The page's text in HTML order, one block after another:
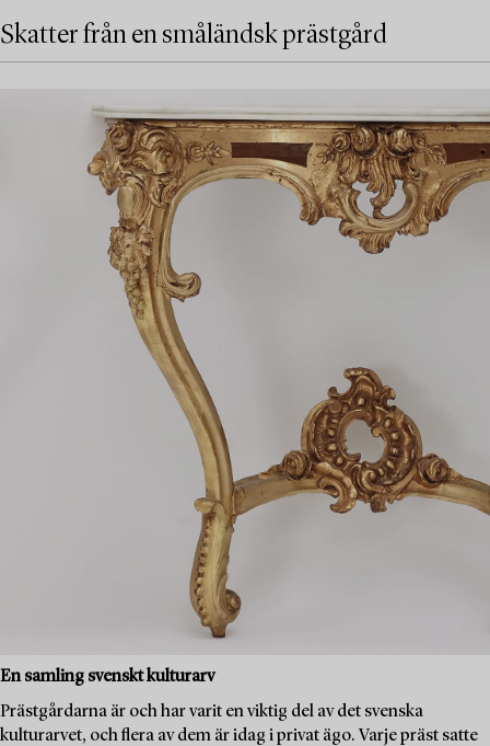
Skatter från en småländsk prästgård
En samling svenskt kulturarv
Prästgårdarna är och har varit en viktig del av det svenska
kulturarvet, och flera av dem är idag i privat ägo. Varje präst satte